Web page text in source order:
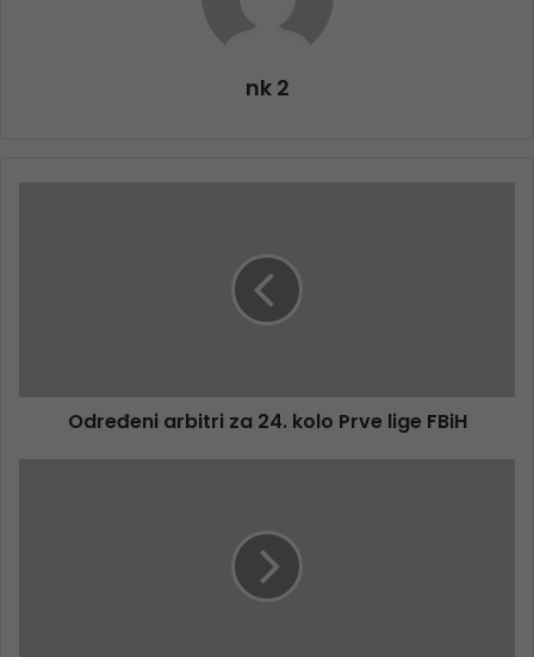
nk 2
Određeni arbitri za 24. kolo Prve lige FBiH